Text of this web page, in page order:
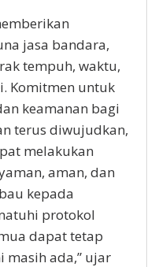
jasa bandara,
tempuh, waktu,
Komitmen untuk
keamanan bagi
terus diwujudkan,
melakukan
aman, dan
kepada
protokol
dapat tetap
masih ada,” ujar